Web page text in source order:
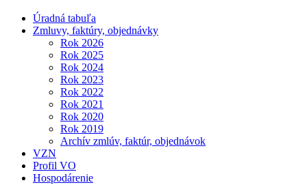
Úradná tabuľa
Zmluvy, faktúry, objednávky
Rok 2026
Rok 2025
Rok 2024
Rok 2023
Rok 2022
Rok 2021
Rok 2020
Rok 2019
Archív zmlúv, faktúr, objednávok
VZN
Profil VO
Hospodárenie